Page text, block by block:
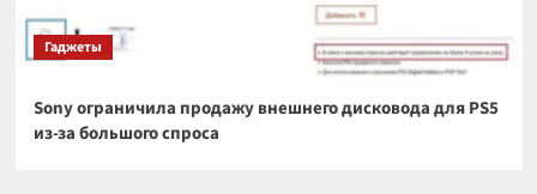
Гаджеты
Sony ограничила продажу внешнего дисковода для PS5
из-за большого спроса